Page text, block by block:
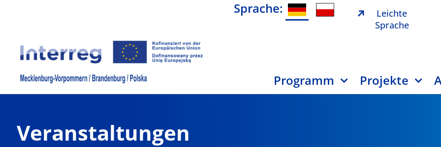
Sprache:
Leichte
Sprache
Programm Projekte
Veranstaltungen